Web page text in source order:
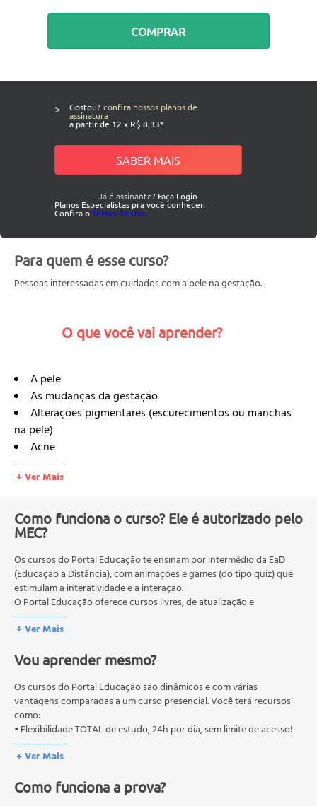
COMPRAR
> Gostou? confira nossos planos de
assinatura
a partir de 12 x R$ 8,33*
SABER MAIS
Já é assinante? Faça Login
Planos Especialistas pra você conhecer.
Confira oTermo de Uso.
Para quem é esse curso?
Pessoas interessadas em cuidados com a pele na gestação.
O que você vai aprender?
A pele
As mudanças da gestação
Alterações pigmentares (escurecimentos ou manchas
na pele)
Acne
Estrias
Vasinhos e varizes
Sabonetes faciais
Esfoliantes
Hidratantes
Fotoproteção
Sequência de aplicação
Cuidados com o corpo
Esfoliantes
Hidratantes
Óleos
Tratamentos específicos
Cremes antiestrias
Cuidados pós-parto
Sequência para o corpo
Cuidados com mãos e pés
+ Ver Mais
Como funciona o curso? Ele é autorizado pelo
MEC?
Os cursos do Portal Educação te ensinam por intermédio da EaD
(Educação a Distância), com animações e games (do tipo quiz) que
estimulam a interatividade e a interação.
O Portal Educação oferece cursos livres, de atualização e
qualificação profissional. São destinados a proporcionar ao
profissional conhecimentos que permitam o desenvolvimento de
O MEC (Ministério da Educação), trata da política nacional de
educação em geral, mas autoriza apenas cursos de graduação e
pós-graduação. Os cursos técnicos e profissionalizantes são
autorizados pelas Secretarias Estaduais de Educação.
+ Ver Mais
Vou aprender mesmo?
Os cursos do Portal Educação são dinâmicos e com várias
vantagens comparadas a um curso presencial. Você terá recursos
como:
• Flexibilidade TOTAL de estudo, 24h por dia, sem limite de acesso!
+ Ver Mais
Como funciona a prova?